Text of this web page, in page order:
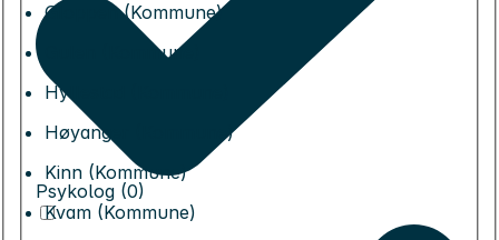
Gloppen (Kommune)
Gulen (Kommune)
Hyllestad (Kommune)
Høyanger (Kommune)
Kinn (Kommune)
Kvam (Kommune)
Psykolog (0)